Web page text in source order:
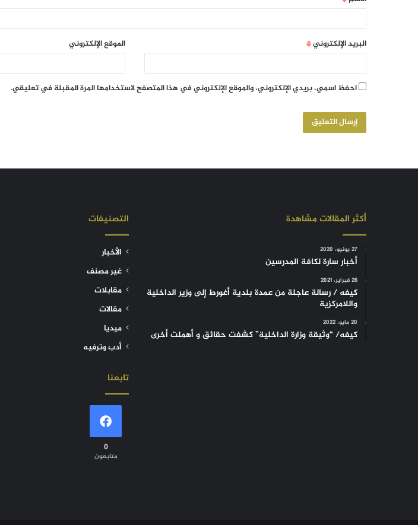
البريد الإلكتروني* الموقع الإلكتروني
احفظ اسمي، بريدي الإلكتروني، والموقع الإلكتروني في هذا المتصفح لاستخدامها المرة المقبلة في تعليقي.
أكثر المقالات مشاهدة
27 يونيو، 2020
أخبار سارة لكافة المدرسين
26 فبراير، 2021
كيفه / رسالة عاجلة من عمدة بلدية أغورط إلى وزير الداخلية
واللامركزية
20 مايو، 2022
كيفه/ “وثيقة وزارة الداخلية” كشفت حقائق و أهملت أخرى
التصنيفات
الأخبار
غير مصنف
مقابلات
مقالات
ميديا
أدب وترفيه
تابعنا
0
متابعون